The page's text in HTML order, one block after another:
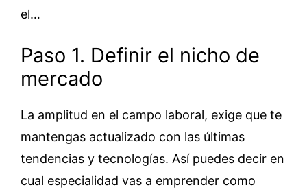
el…
Paso 1. Definir el nicho de
mercado
La amplitud en el campo laboral, exige que te
mantengas actualizado con las últimas
tendencias y tecnologías. Así puedes decir en
cual especialidad vas a emprender como